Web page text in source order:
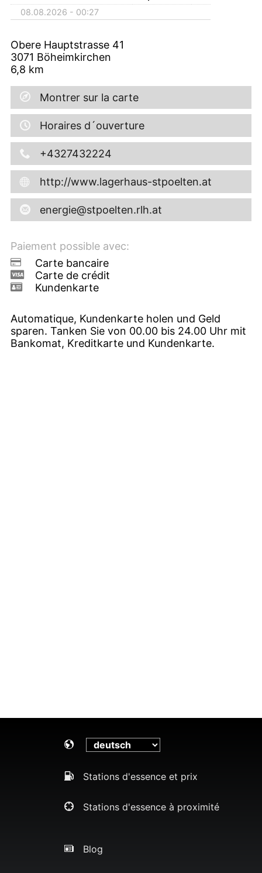
08.08.2026 - 00:27
Obere Hauptstrasse 41
3071 Böheimkirchen
6,8 km
Montrer sur la carte
Horaires d´ouverture
+4327432224
http://www.lagerhaus-stpoelten.at
energie@stpoelten.rlh.at
Paiement possible avec:
Carte bancaire
Carte de crédit
Kundenkarte
Automatique, Kundenkarte holen und Geld
sparen. Tanken Sie von 00.00 bis 24.00 Uhr mit
Bankomat, Kreditkarte und Kundenkarte.
Stations d'essence et prix
Stations d'essence à proximité
Blog